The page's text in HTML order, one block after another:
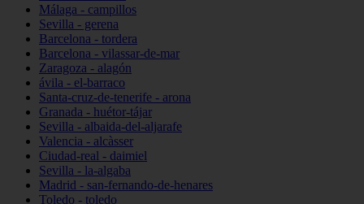
Málaga - campillos
Sevilla - gerena
Barcelona - tordera
Barcelona - vilassar-de-mar
Zaragoza - alagón
ávila - el-barraco
Santa-cruz-de-tenerife - arona
Granada - huétor-tájar
Sevilla - albaida-del-aljarafe
Valencia - alcàsser
Ciudad-real - daimiel
Sevilla - la-algaba
Madrid - san-fernando-de-henares
Toledo - toledo